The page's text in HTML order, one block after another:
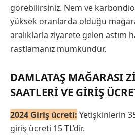
görebilirsiniz. Nem ve
yüksek oranlarda olduğu
aralıklarla ziyarete gelen astım
rastlamanız mümkündür.
DAMLATAŞ MAĞARASI
SAATLERI VE GIRIŞ
2024 Giriş ücreti: Yetişkinlerin
giriş ücreti 15 TL’dir.